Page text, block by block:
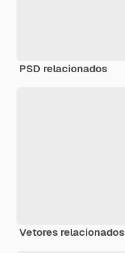
PSD relacionados
Vetores relacionados